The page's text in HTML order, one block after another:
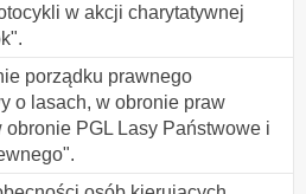
w akcji charytatywnej
porządku prawnego
o lasach, w obronie praw
PGL Lasy Państwowe i